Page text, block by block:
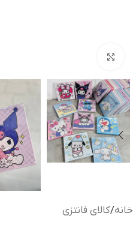
خانه/کالای فانتزی